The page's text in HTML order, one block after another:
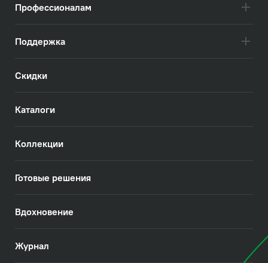
Профессионалам
Поддержка
Скидки
Каталоги
Коллекции
Готовые решения
Вдохновение
Журнал